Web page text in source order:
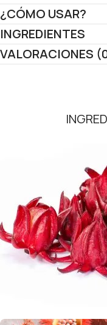
¿CÓMO USAR?
INGREDIENTES
VALORACIONES